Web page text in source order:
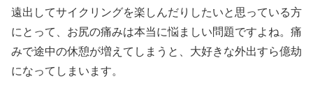
遠出してサイクリングを楽しんだりしたいと思っている方
にとって、お尻の痛みは本当に悩ましい問題ですよね。痛
みで途中の休憩が増えてしまうと、大好きな外出すら億劫
になってしまいます。